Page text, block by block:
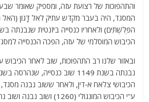
והתהפוכות של רצועת עזה, ומספיק שאומר
המסגד, היה בעבר מקדש עתיק לאל דָּגוֹן
הכיבוש המוסלמי של עזה, הפכה הכנסייה
ובאזור שלנו רב התהפוכות, שוב לאחר
הכיבושי צלאח א-דין, ולאחר ששוב נבנה
ע"י הכיבוש המונגולי (1260)